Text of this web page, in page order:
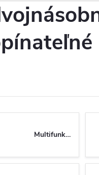
Multifunkčné